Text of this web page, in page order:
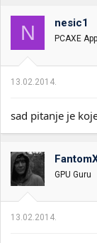
N nesic1
PCAXE
13.02.2014.
sad pitanje je
GPU Guru
13.02.2014.